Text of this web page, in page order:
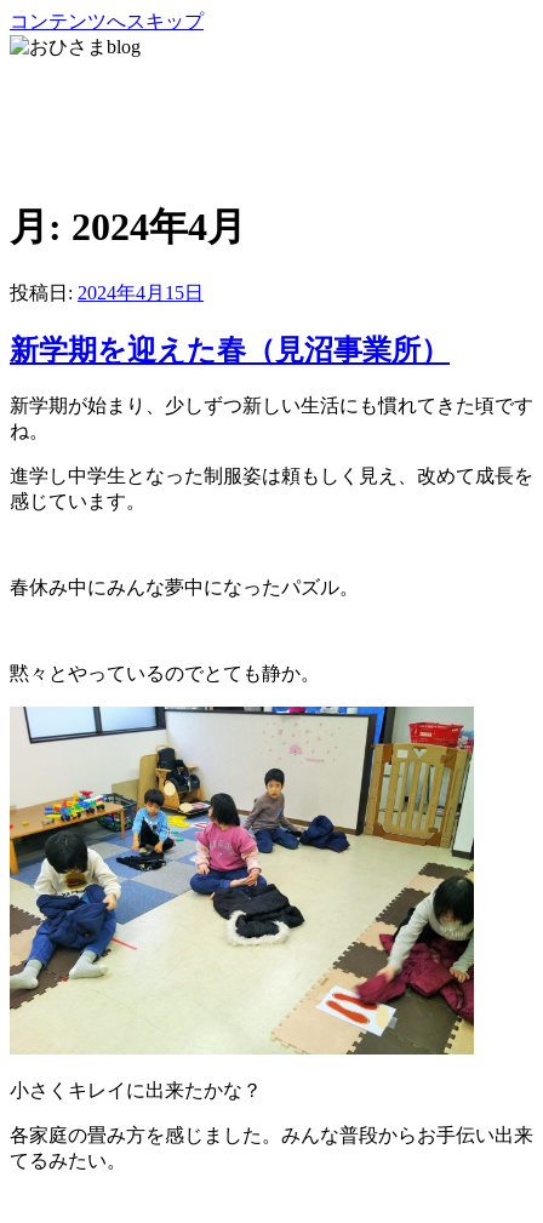
コンテンツへスキップ
月: 2024年4月
投稿日: 2024年4月15日
新学期を迎えた春（見沼事業所）
新学期が始まり、少しずつ新しい生活にも慣れてきた頃です
ね。
進学し中学生となった制服姿は頼もしく見え、改めて成長を
感じています。
春休み中にみんな夢中になったパズル。
黙々とやっているのでとても静か。
小さくキレイに出来たかな？
各家庭の畳み方を感じました。みんな普段からお手伝い出来
てるみたい。